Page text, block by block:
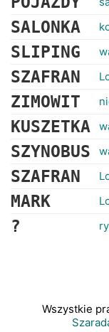
SALONKA
SLIPING
SZAFRAN
ZIMOWIT
KUSZETKA
SZYNOBUS
SZAFRAN
MARK
?
Wszystkie